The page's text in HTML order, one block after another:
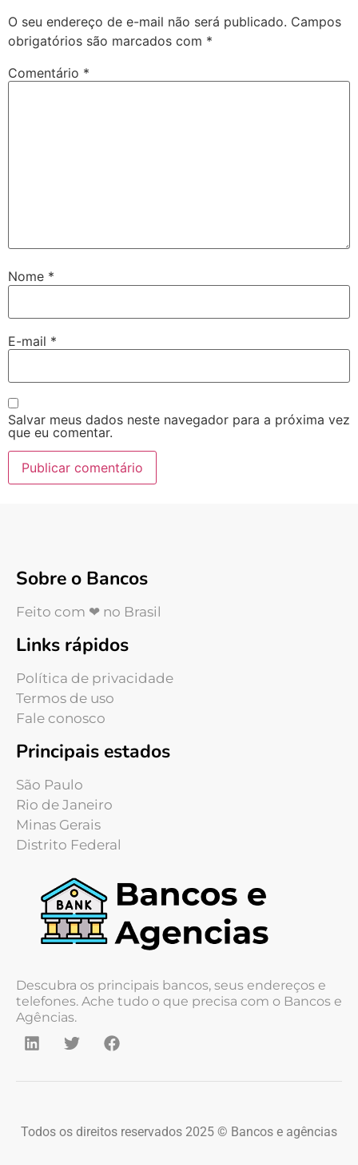
O seu endereço de e-mail não será publicado. Campos
obrigatórios são marcados com *
Comentário *
Nome *
E-mail *
Salvar meus dados neste navegador para a próxima vez
que eu comentar.
Sobre o Bancos
Feito com ❤ no Brasil
Links rápidos
Política de privacidade
Termos de uso
Fale conosco
Principais estados
São Paulo
Rio de Janeiro
Minas Gerais
Distrito Federal
Descubra os principais bancos, seus endereços e
telefones. Ache tudo o que precisa com o Bancos e
Agências.
Todos os direitos reservados 2025 © Bancos e agências